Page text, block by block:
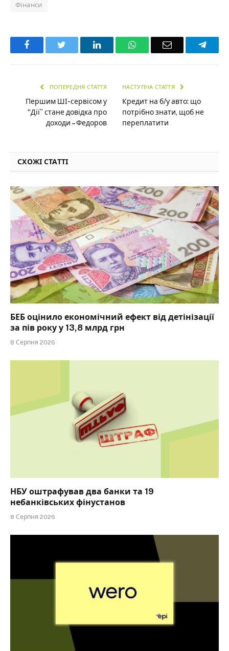
Фінанси
Facebook LinkedInWhatsAppEmail
ПОПЕРЕДНЯ СТАТТЯ
Першим ШІ-сервісом у
“Дії” стане довідка про
доходи – Федоров
НАСТУПНА СТАТТЯ
Кредит на б/у авто: що
потрібно знати, щоб не
переплатити
СХОЖІ СТАТТІ
БЕБ оцінило економічний ефект від детінізації
за пів року у 13,8 млрд грн
8 Серпня 2026
НБУ оштрафував два банки та 19
небанківських фінустанов
8 Серпня 2026